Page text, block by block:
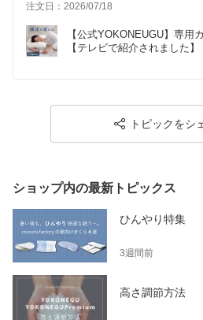
注文日：2026/07/18
【公式YOKONEUGU】専用
【テレビで紹介されました
トピックをシ
ショップ内の最新トピックス
ひんやり特集
3週間前
高さ調節方法